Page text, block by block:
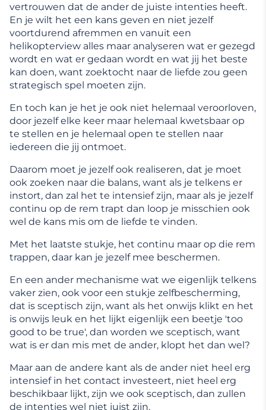
vertrouwen dat de ander de juiste intenties heeft.
En je wilt het een kans geven en niet jezelf
voortdurend afremmen en vanuit een
helikopterview alles maar analyseren wat er gezegd
wordt en wat er gedaan wordt en wat jij het beste
kan doen, want zoektocht naar de liefde zou geen
strategisch spel moeten zijn.
En toch kan je het je ook niet helemaal veroorloven,
door jezelf elke keer maar helemaal kwetsbaar op
te stellen en je helemaal open te stellen naar
iedereen die jij ontmoet.
Daarom moet je jezelf ook realiseren, dat je moet
ook zoeken naar die balans, want als je telkens er
instort, dan zal het te intensief zijn, maar als je jezelf
continu op de rem trapt dan loop je misschien ook
wel de kans mis om de liefde te vinden.
Met het laatste stukje, het continu maar op die rem
trappen, daar kan je jezelf mee beschermen.
En een ander mechanisme wat we eigenlijk telkens
vaker zien, ook voor een stukje zelfbescherming,
dat is sceptisch zijn, want als het onwijs klikt en het
is onwijs leuk en het lijkt eigenlijk een beetje 'too
good to be true', dan worden we sceptisch, want
wat is er dan mis met de ander, klopt het dan wel?
Maar aan de andere kant als de ander niet heel erg
intensief in het contact investeert, niet heel erg
beschikbaar lijkt, zijn we ook sceptisch, dan zullen
de intenties wel niet juist zijn.